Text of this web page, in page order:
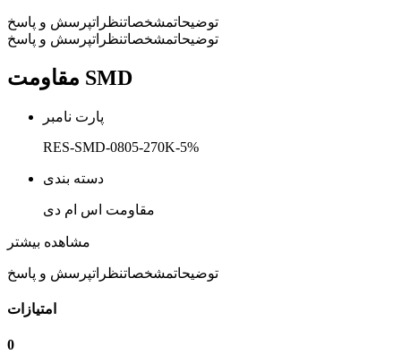
توضیحاتمشخصاتنظراتپرسش و پاسخ
توضیحاتمشخصاتنظراتپرسش و پاسخ
مقاومت SMD
پارت نامبر
RES-SMD-0805-270K-5%
دسته بندی
مقاومت اس ام دی
پکیج
0805
نوع نصب
مشاهده بیشتر
توضیحاتمشخصاتنظراتپرسش و پاسخ
امتیازات
0